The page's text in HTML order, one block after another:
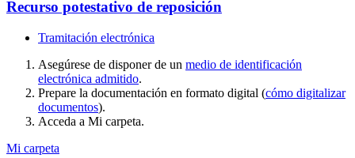
Recurso potestativo de reposición
Tramitación electrónica
Asegúrese de disponer de un medio de identificación
electrónica admitido.
Prepare la documentación en formato digital (cómo digitalizar
documentos).
Acceda a Mi carpeta.
Mi carpeta